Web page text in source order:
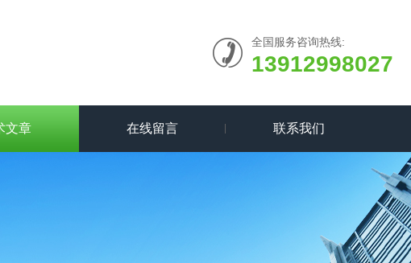
全国服务咨询热线:
13912998027
文章 在线留言 联系我们